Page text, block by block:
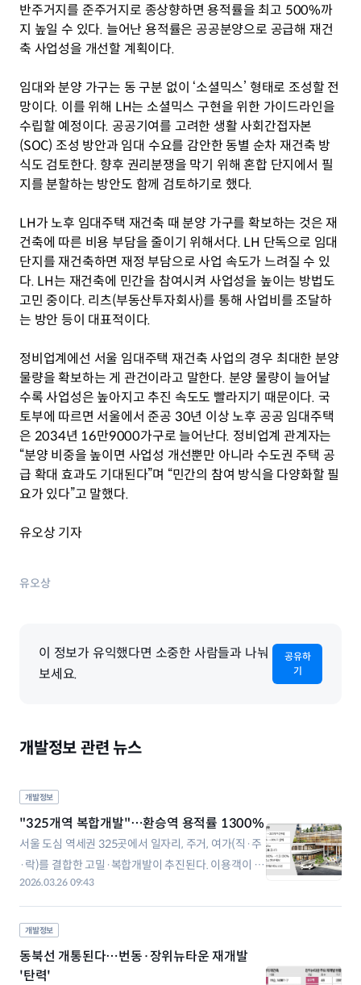
반주거지를 준주거지로 종상향하면 용적률을 최고 500%까
지 높일 수 있다. 늘어난 용적률은 공공분양으로 공급해 재건
축 사업성을 개선할 계획이다.
임대와 분양 가구는 동 구분 없이 ‘소셜믹스’ 형태로 조성할 전
망이다. 이를 위해 LH는 소셜믹스 구현을 위한 가이드라인을
수립할 예정이다. 공공기여를 고려한 생활 사회간접자본
(SOC) 조성 방안과 임대 수요를 감안한 동별 순차 재건축 방
식도 검토한다. 향후 권리분쟁을 막기 위해 혼합 단지에서 필
지를 분할하는 방안도 함께 검토하기로 했다.
LH가 노후 임대주택 재건축 때 분양 가구를 확보하는 것은 재
건축에 따른 비용 부담을 줄이기 위해서다. LH 단독으로 임대
단지를 재건축하면 재정 부담으로 사업 속도가 느려질 수 있
다. LH는 재건축에 민간을 참여시켜 사업성을 높이는 방법도
고민 중이다. 리츠(부동산투자회사)를 통해 사업비를 조달하
는 방안 등이 대표적이다.
정비업계에선 서울 임대주택 재건축 사업의 경우 최대한 분양
물량을 확보하는 게 관건이라고 말한다. 분양 물량이 늘어날
수록 사업성은 높아지고 추진 속도도 빨라지기 때문이다. 국
토부에 따르면 서울에서 준공 30년 이상 노후 공공 임대주택
은 2034년 16만9000가구로 늘어난다. 정비업계 관계자는
“분양 비중을 높이면 사업성 개선뿐만 아니라 수도권 주택 공
급 확대 효과도 기대된다”며 “민간의 참여 방식을 다양화할 필
요가 있다”고 말했다.
유오상 기자
유오상
이 정보가 유익했다면 소중한 사람들과 나눠
보세요.
공유하
기
개발정보 관련 뉴스
개발정보
"325개역 복합개발"…환승역 용적률 1300%
서울 도심 역세권 325곳에서 일자리, 주거, 여가(직·주
·락)를 결합한 고밀·복합개발이 추진된다. 이용객이 많
은 환승역은 최고 1300%까지 용적률을 높이고, 사업
성이 낮은 외곽 지역은 공공기여 비중을 낮춰 사업성을
개선한다. 택지가 부족한 서울에서 역세권 고밀개발은
주택 공급을 위한 핵심 수단이다. 서울시는 25일 이 같
은 내용을 담은 ‘서울 역세권 직
2026.03.26 09:43
개발정보
동북선 개통된다…번동·장위뉴타운 재개발
'탄력'